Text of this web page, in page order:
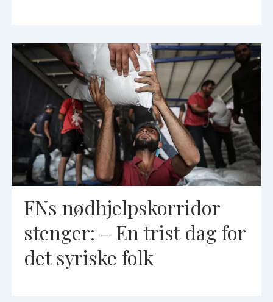
FNs nødhjelpskorridor
stenger: – En trist dag for
det syriske folk